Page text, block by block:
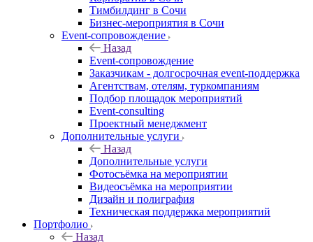
Тимбилдинг в Сочи
Бизнес-мероприятия в Сочи
Event-сопровождение
Назад
Event-сопровождение
Заказчикам - долгосрочная event-поддержка
Агентствам, отелям, туркомпаниям
Подбор площадок мероприятий
Event-consulting
Проектный менеджмент
Дополнительные услуги
Назад
Дополнительные услуги
Фотосъёмка на мероприятии
Видеосъёмка на мероприятии
Дизайн и полиграфия
Техническая поддержка мероприятий
Портфолио
Назад